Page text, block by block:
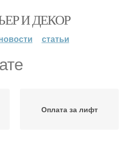
И ДЕКОР
статьи
Оплата за лифт